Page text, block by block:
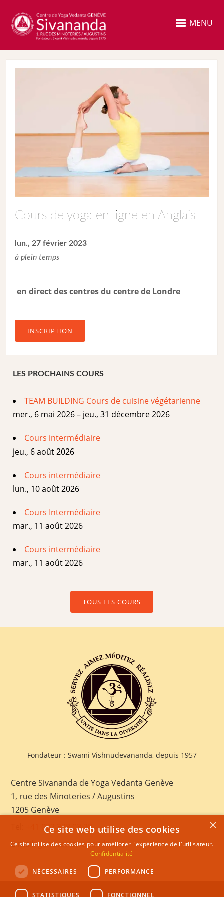
MENU
Cours de yoga en ligne en Anglais
lun., 27 février 2023
à plein temps
en direct des centres du centre de Londre
INSCRIPTION
LES PROCHAINS COURS
TEAM BUILDING Cours de cuisine végétarienne
mer., 6 mai 2026 – jeu., 31 décembre 2026
Cours intermédiaire
jeu., 6 août 2026
Cours intermédiaire
lun., 10 août 2026
Cours Intermédiaire
mar., 11 août 2026
Cours intermédiaire
mar., 11 août 2026
TOUS LES COURS
Fondateur : Swami Vishnudevananda, depuis 1957
Centre Sivananda de Yoga Vedanta Genève
1, rue des Minoteries / Augustins
1205 Genève
+41 022 328 03 28
E-mail:geneva@sivananda.net
×
Ce site web utilise des cookies
Ce site utilise des cookies pour améliorer l'expérience de l'utilisateur.
Confidentialité
NÉCESSAIRES PERFORMANCE
STATISTIQUES FONCTIONNEL